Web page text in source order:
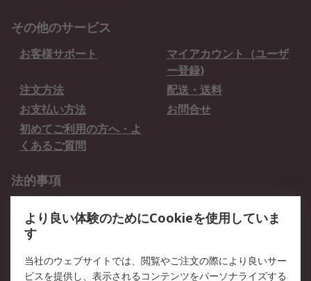
その他のサービス
お客様サポート
マイアカウント（ユーザ
ー登録)
注文方法
配送・送料
お支払い方法
お問合せ
初めてご利用の方へ・よ
くあるご質問
法的事項
クッキーポリシー
RSについて
より良い体験のためにCookieを使用していま
す
当社のウェブサイトでは、閲覧やご注文の際により良いサー
ビスを提供し、表示されるコンテンツをパーソナライズする